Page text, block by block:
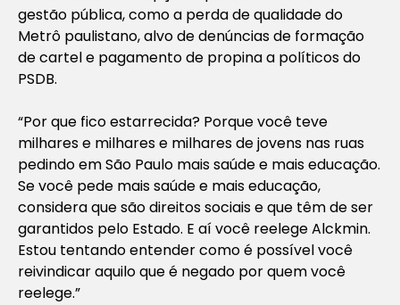
gestão pública, como a perda de qualidade do
Metrô paulistano, alvo de denúncias de formação
de cartel e pagamento de propina a políticos do
PSDB.
“Por que fico estarrecida? Porque você teve
milhares e milhares e milhares de jovens nas ruas
pedindo em São Paulo mais saúde e mais educação.
Se você pede mais saúde e mais educação,
considera que são direitos sociais e que têm de ser
garantidos pelo Estado. E aí você reelege Alckmin.
Estou tentando entender como é possível você
reivindicar aquilo que é negado por quem você
reelege.”